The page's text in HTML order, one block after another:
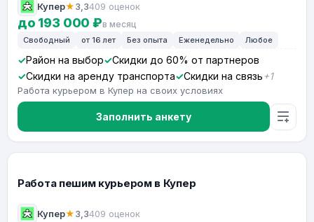
Купер★3,3409 оценок
до 193 000 ₽в месяц
Свободный от 16 лет Без опыта Еженедельно Любое
Район на выбор
Скидки до 60% от партнеров
Скидки на аренду транспорта
Скидки на связь +1
Работа курьером в Купер на своих условиях
Заполнить анкету
Работа пешим курьером в Купер
Купер★3,3409 оценок